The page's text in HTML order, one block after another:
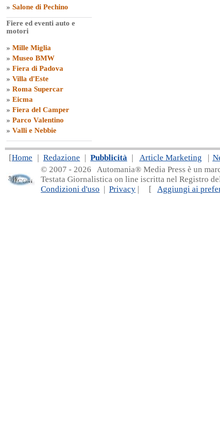
» Salone di Pechino
Fiere ed eventi auto e
motori
» Mille Miglia
» Museo BMW
» Fiera di Padova
» Villa d'Este
» Roma Supercar
» Eicma
» Fiera del Camper
» Parco Valentino
» Valli e Nebbie
[Home | Redazione | Pubblicità | Article Marketing |
© 2007 - 2026 Automania® Media Press è un
Testata Giornalistica on line iscritta nel Registro
Condizioni d'uso | Privacy | [ Aggiungi ai